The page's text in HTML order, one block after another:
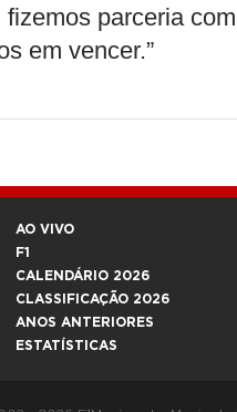
parceria
em vencer.”
AO VIVO
F1
CALENDÁRIO 2026
CLASSIFICAÇÃO 2026
ANOS ANTERIORES
ESTATÍSTICAS